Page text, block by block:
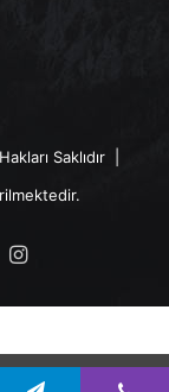
Saklıdır |
Instagram